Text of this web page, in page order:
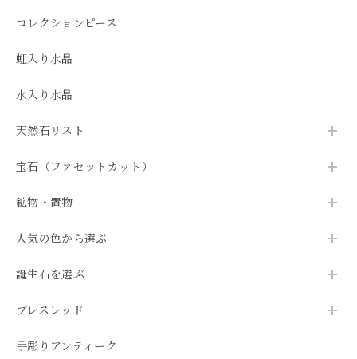
コレクションピース
虹入り水晶
水入り水晶
天然石リスト
宝石（ファセットカット）
鉱物・置物
人気の色から選ぶ
誕生石を選ぶ
ブレスレッド
手彫りアンティーク